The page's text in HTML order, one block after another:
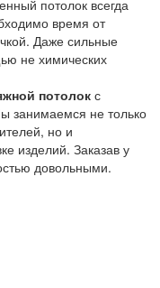
потолок всегда
время от
Даже сильные
не химических
потолокс
занимаемся не только
но и
изделий. Заказав у
довольными.